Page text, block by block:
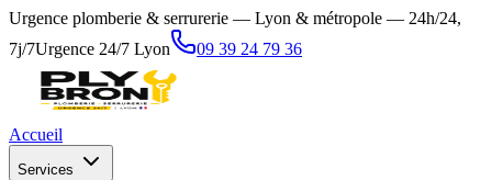
Urgence plomberie & serrurerie — Lyon & métropole — 24h/24,
7j/7Urgence 24/7 Lyon 09 39 24 79 36
Accueil
Services